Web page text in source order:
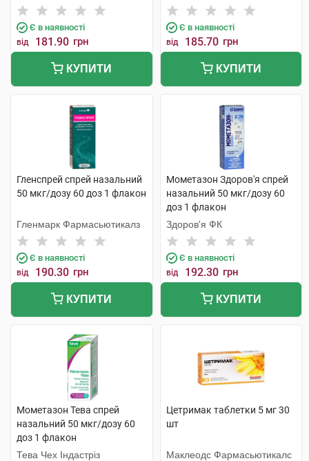
Є в наявності
від 181.90 грн
КУПИТИ
Є в наявності
від 185.70 грн
КУПИТИ
Гленспрей спрей назальний
50 мкг/дозу 60 доз 1 флакон
Гленмарк Фармасьютикалз
Є в наявності
від 190.30 грн
КУПИТИ
Мометазон Здоров'я спрей
назальний 50 мкг/дозу 60
доз 1 флакон
Здоров'я ФК
Є в наявності
від 192.30 грн
КУПИТИ
Мометазон Тева спрей
назальний 50 мкг/дозу 60
доз 1 флакон
Тева Чех Індастріз
Цетримак таблетки 5 мг 30
шт
Маклеодс Фармасьютикалс